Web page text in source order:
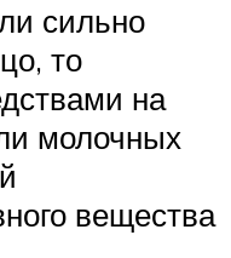
сильно
то
на
молочных
вещества